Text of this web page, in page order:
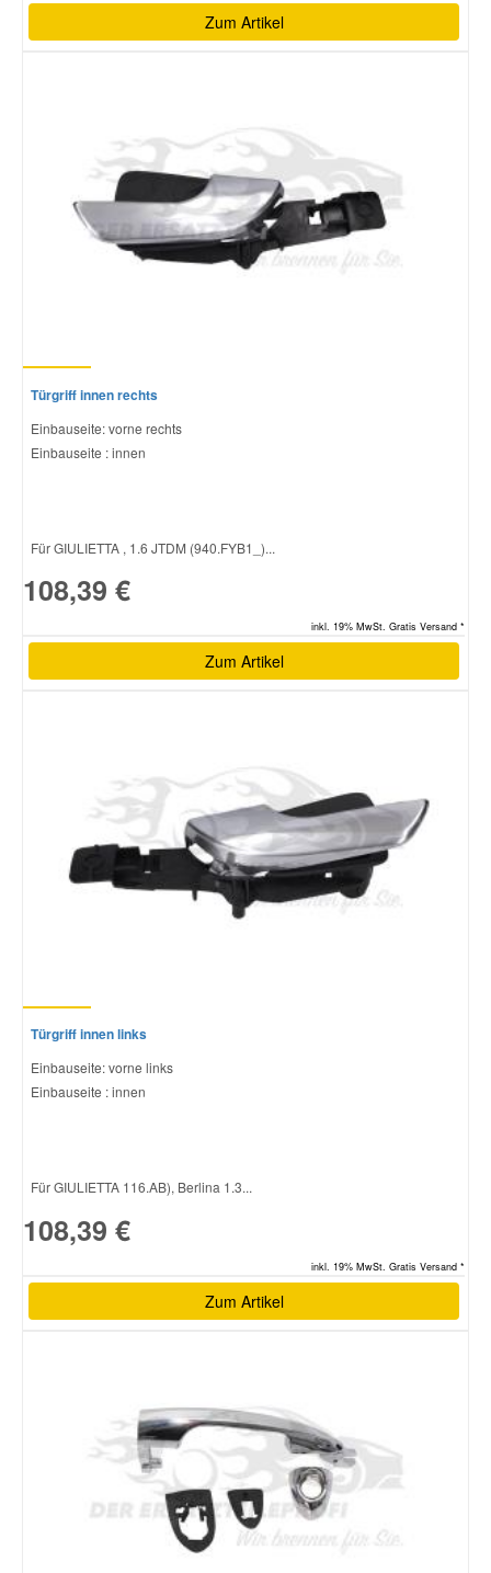
Zum Artikel
Türgriff innen rechts
Einbauseite: vorne rechts
Einbauseite : innen
Für GIULIETTA , 1.6 JTDM (940.FYB1_)...
108,39 €
inkl. 19% MwSt. Gratis Versand *
Zum Artikel
Türgriff innen links
Einbauseite: vorne links
Einbauseite : innen
Für GIULIETTA 116.AB), Berlina 1.3...
108,39 €
inkl. 19% MwSt. Gratis Versand *
Zum Artikel